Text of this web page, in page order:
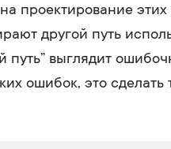
проектирование этих
другой путь
путь” выглядит
ошибок, это